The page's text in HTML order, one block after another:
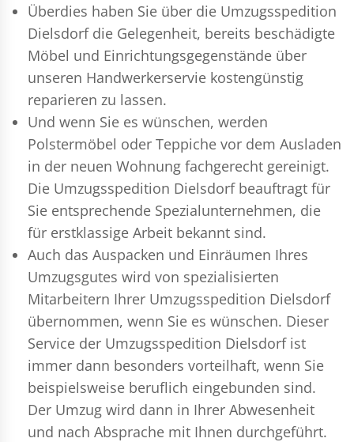
Überdies haben Sie über die Umzugsspedition
Dielsdorf die Gelegenheit, bereits beschädigte
Möbel und Einrichtungsgegenstände über
unseren Handwerkerservie kostengünstig
reparieren zu lassen.
Und wenn Sie es wünschen, werden
Polstermöbel oder Teppiche vor dem Ausladen
in der neuen Wohnung fachgerecht gereinigt.
Die Umzugsspedition Dielsdorf beauftragt für
Sie entsprechende Spezialunternehmen, die
für erstklassige Arbeit bekannt sind.
Auch das Auspacken und Einräumen Ihres
Umzugsgutes wird von spezialisierten
Mitarbeitern Ihrer Umzugsspedition Dielsdorf
übernommen, wenn Sie es wünschen. Dieser
Service der Umzugsspedition Dielsdorf ist
immer dann besonders vorteilhaft, wenn Sie
beispielsweise beruflich eingebunden sind.
Der Umzug wird dann in Ihrer Abwesenheit
und nach Absprache mit Ihnen durchgeführt.